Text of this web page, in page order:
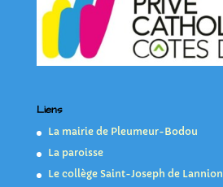
Liens
La mairie de Pleumeur-Bodou
La paroisse
Le collège Saint-Joseph de Lannion